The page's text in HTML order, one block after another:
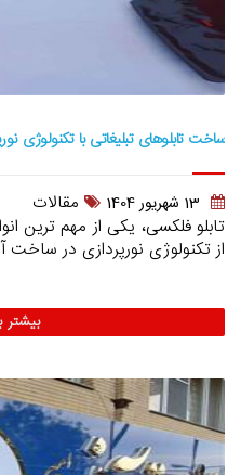
ساخت تابلوهای تبلیغاتی با تکنولوژی
13 شهريور 1404
مقالات
تابلو فلکسی، یکی از مهم ترین
از تکنولوژی نورپردازی در ساخت
بیشتر